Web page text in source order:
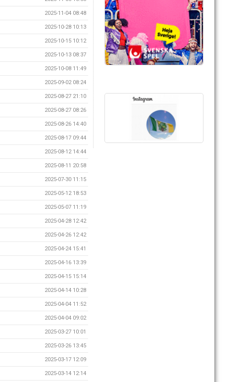
2025-11-04 08:48
2025-10-28 10:13
2025-10-15 10:12
2025-10-13 08:37
2025-10-08 11:49
2025-09-02 08:24
2025-08-27 21:10
2025-08-27 08:26
2025-08-26 14:40
2025-08-17 09:44
2025-08-12 14:44
2025-08-11 20:58
2025-07-30 11:15
2025-05-12 18:53
2025-05-07 11:19
2025-04-28 12:42
2025-04-26 12:42
2025-04-24 15:41
2025-04-16 13:39
2025-04-15 15:14
2025-04-14 10:28
2025-04-04 11:52
2025-04-04 09:02
2025-03-27 10:01
2025-03-26 13:45
2025-03-17 12:09
2025-03-14 12:14